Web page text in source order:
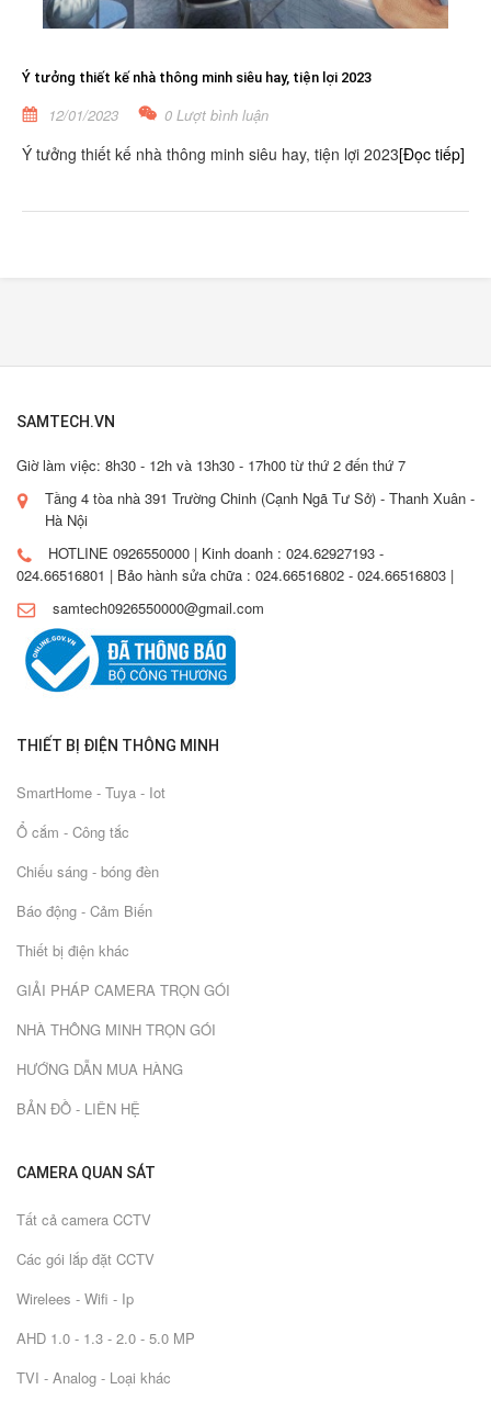
Ý tưởng thiết kế nhà thông minh siêu hay, tiện lợi 2023
12/01/2023 0 Lượt bình luận
Ý tưởng thiết kế nhà thông minh siêu hay, tiện lợi 2023[Đọc tiếp]
SAMTECH.VN
Giờ làm việc: 8h30 - 12h và 13h30 - 17h00 từ thứ 2 đến thứ 7
Tầng 4 tòa nhà 391 Trường Chinh (Cạnh Ngã Tư Sở) - Thanh Xuân -
Hà Nội
HOTLINE 0926550000 | Kinh doanh : 024.62927193 -
024.66516801 | Bảo hành sửa chữa : 024.66516802 - 024.66516803 |
samtech0926550000@gmail.com
THIẾT BỊ ĐIỆN THÔNG MINH
SmartHome - Tuya - Iot
Ổ cắm - Công tắc
Chiếu sáng - bóng đèn
Báo động - Cảm Biến
Thiết bị điện khác
GIẢI PHÁP CAMERA TRỌN GÓI
NHÀ THÔNG MINH TRỌN GÓI
HƯỚNG DẪN MUA HÀNG
BẢN ĐỒ - LIÊN HỆ
CAMERA QUAN SÁT
Tất cả camera CCTV
Các gói lắp đặt CCTV
Wirelees - Wifi - Ip
AHD 1.0 - 1.3 - 2.0 - 5.0 MP
TVI - Analog - Loại khác